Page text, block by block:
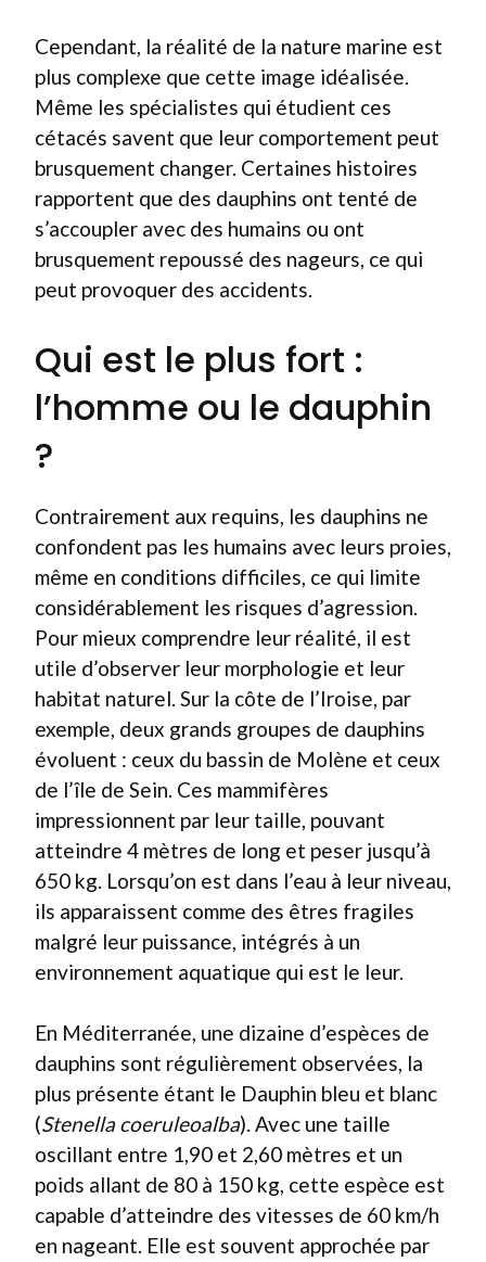
Cependant, la réalité de la nature marine est
plus complexe que cette image idéalisée.
Même les spécialistes qui étudient ces
cétacés savent que leur comportement peut
brusquement changer. Certaines histoires
rapportent que des dauphins ont tenté de
s’accoupler avec des humains ou ont
brusquement repoussé des nageurs, ce qui
peut provoquer des accidents.
Qui est le plus fort :
l’homme ou le dauphin
?
Contrairement aux requins, les dauphins ne
confondent pas les humains avec leurs proies,
même en conditions difficiles, ce qui limite
considérablement les risques d’agression.
Pour mieux comprendre leur réalité, il est
utile d’observer leur morphologie et leur
habitat naturel. Sur la côte de l’Iroise, par
exemple, deux grands groupes de dauphins
évoluent : ceux du bassin de Molène et ceux
de l’île de Sein. Ces mammifères
impressionnent par leur taille, pouvant
atteindre 4 mètres de long et peser jusqu’à
650 kg. Lorsqu’on est dans l’eau à leur niveau,
ils apparaissent comme des êtres fragiles
malgré leur puissance, intégrés à un
environnement aquatique qui est le leur.
En Méditerranée, une dizaine d’espèces de
dauphins sont régulièrement observées, la
plus présente étant le Dauphin bleu et blanc
(Stenella coeruleoalba). Avec une taille
oscillant entre 1,90 et 2,60 mètres et un
poids allant de 80 à 150 kg, cette espèce est
capable d’atteindre des vitesses de 60 km/h
en nageant. Elle est souvent approchée par